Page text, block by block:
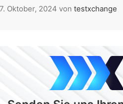
Oktober, 2024 von testxchange